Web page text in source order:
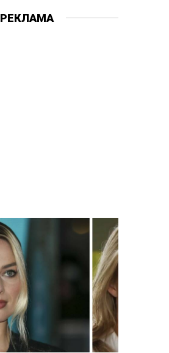
РЕКЛАМА